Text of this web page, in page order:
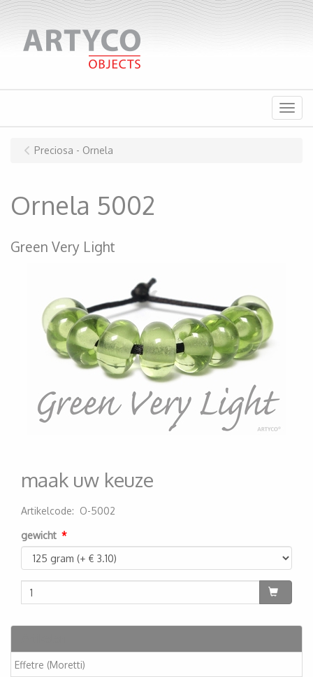
Menu
Effetre (Moretti)
Preciosa - Ornela
Ornela 5002
Green Very Light
maak uw keuze
Artikelcode: O-5002
gewicht